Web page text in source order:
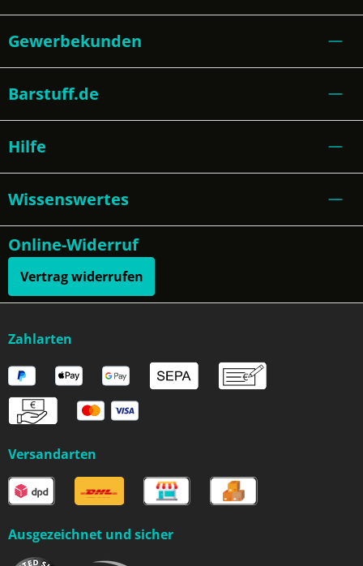
Gewerbekunden
Barstuff.de
Hilfe
Wissenswertes
Online-Widerruf
Vertrag widerrufen
Zahlarten
Versandarten
Ausgezeichnet und sicher